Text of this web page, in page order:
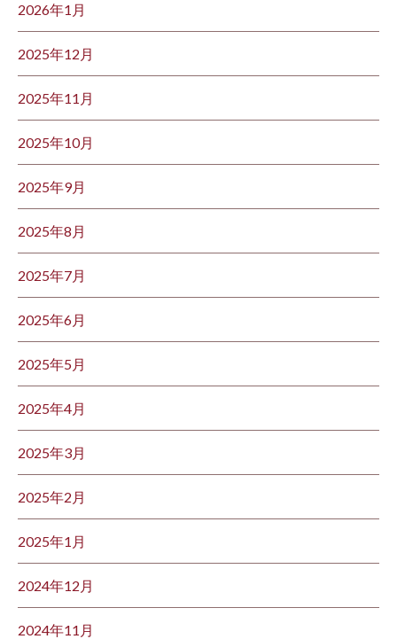
2026年1月
2025年12月
2025年11月
2025年10月
2025年9月
2025年8月
2025年7月
2025年6月
2025年5月
2025年4月
2025年3月
2025年2月
2025年1月
2024年12月
2024年11月